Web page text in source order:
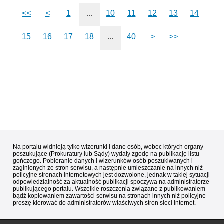
<< < 1 ... 10 11 12 13 14
15 16 17 18 ... 40 > >>
Na portalu widnieją tylko wizerunki i dane osób, wobec których organy
poszukujące (Prokuratury lub Sądy) wydały zgodę na publikację listu
gończego. Pobieranie danych i wizerunków osób poszukiwanych i
zaginionych ze stron serwisu, a następnie umieszczanie na innych niż
policyjne stronach internetowych jest dozwolone, jednak w takiej sytuacji
odpowiedzialność za aktualność publikacji spoczywa na administratorze
publikującego portalu. Wszelkie roszczenia związane z publikowaniem
bądź kopiowaniem zawartości serwisu na stronach innych niż policyjne
proszę kierować do administratorów właściwych stron sieci Internet.